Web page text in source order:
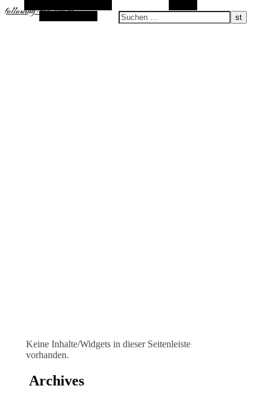
following-the-sun.de
Zufallsauswahl
Keine Inhalte/Widgets in dieser Seitenleiste
vorhanden.
Archives